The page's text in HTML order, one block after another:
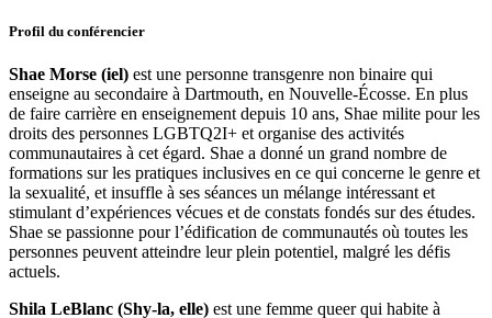
Profil du conférencier
Shae Morse (iel) est une personne transgenre non binaire qui
enseigne au secondaire à Dartmouth, en Nouvelle-Écosse. En plus
de faire carrière en enseignement depuis 10 ans, Shae milite pour les
droits des personnes LGBTQ2I+ et organise des activités
communautaires à cet égard. Shae a donné un grand nombre de
formations sur les pratiques inclusives en ce qui concerne le genre et
la sexualité, et insuffle à ses séances un mélange intéressant et
stimulant d’expériences vécues et de constats fondés sur des études.
Shae se passionne pour l’édification de communautés où toutes les
personnes peuvent atteindre leur plein potentiel, malgré les défis
actuels.
Shila LeBlanc (Shy-la, elle) est une femme queer qui habite à